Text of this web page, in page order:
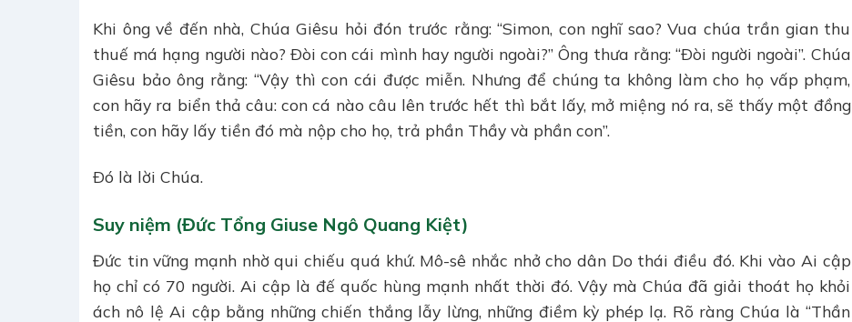
Khi ông về đến nhà, Chúa Giêsu hỏi đón trước rằng: “Simon, con nghĩ sao? Vua chúa trần gian thu
thuế má hạng người nào? Ðòi con cái mình hay người ngoài?” Ông thưa rằng: “Ðòi người ngoài”. Chúa
Giêsu bảo ông rằng: “Vậy thì con cái được miễn. Nhưng để chúng ta không làm cho họ vấp phạm,
con hãy ra biển thả câu: con cá nào câu lên trước hết thì bắt lấy, mở miệng nó ra, sẽ thấy một đồng
tiền, con hãy lấy tiền đó mà nộp cho họ, trả phần Thầy và phần con”.
Ðó là lời Chúa.
Suy niệm (Đức Tổng Giuse Ngô Quang Kiệt)
Đức tin vững mạnh nhờ qui chiếu quá khứ. Mô-sê nhắc nhở cho dân Do thái điều đó. Khi vào Ai cập
họ chỉ có 70 người. Ai cập là đế quốc hùng mạnh nhất thời đó. Vậy mà Chúa đã giải thoát họ khỏi
ách nô lệ Ai cập bằng những chiến thắng lẫy lừng, những điềm kỳ phép lạ. Rõ ràng Chúa là “Thần